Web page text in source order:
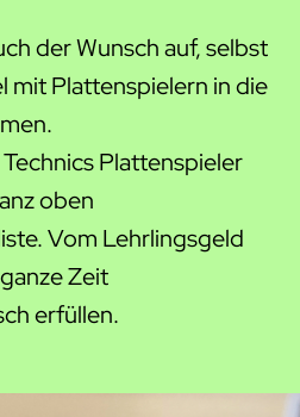
der Wunsch auf, selbst
mit Plattenspielern in die
Plattenspieler
oben
Vom Lehrlingsgeld
Zeit
erfüllen.